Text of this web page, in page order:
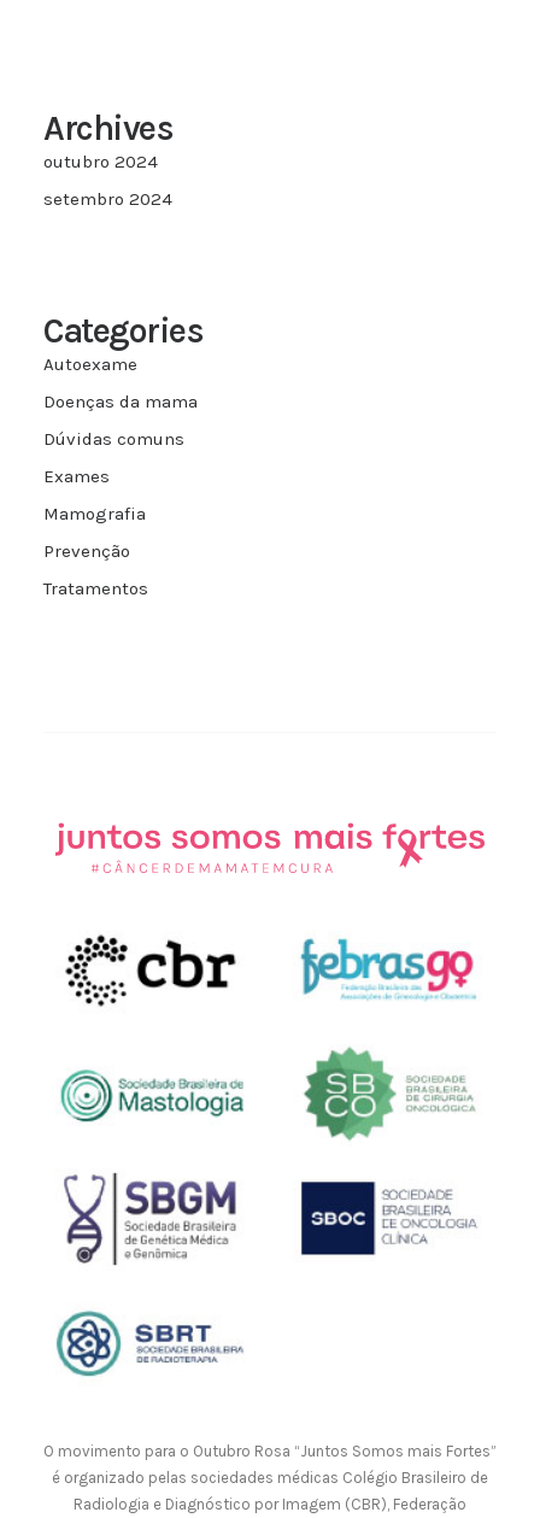
Archives
outubro 2024
setembro 2024
Categories
Autoexame
Doenças da mama
Dúvidas comuns
Exames
Mamografia
Prevenção
Tratamentos
O movimento para o Outubro Rosa “Juntos Somos mais Fortes”
é organizado pelas sociedades médicas Colégio Brasileiro de
Radiologia e Diagnóstico por Imagem (CBR), Federação